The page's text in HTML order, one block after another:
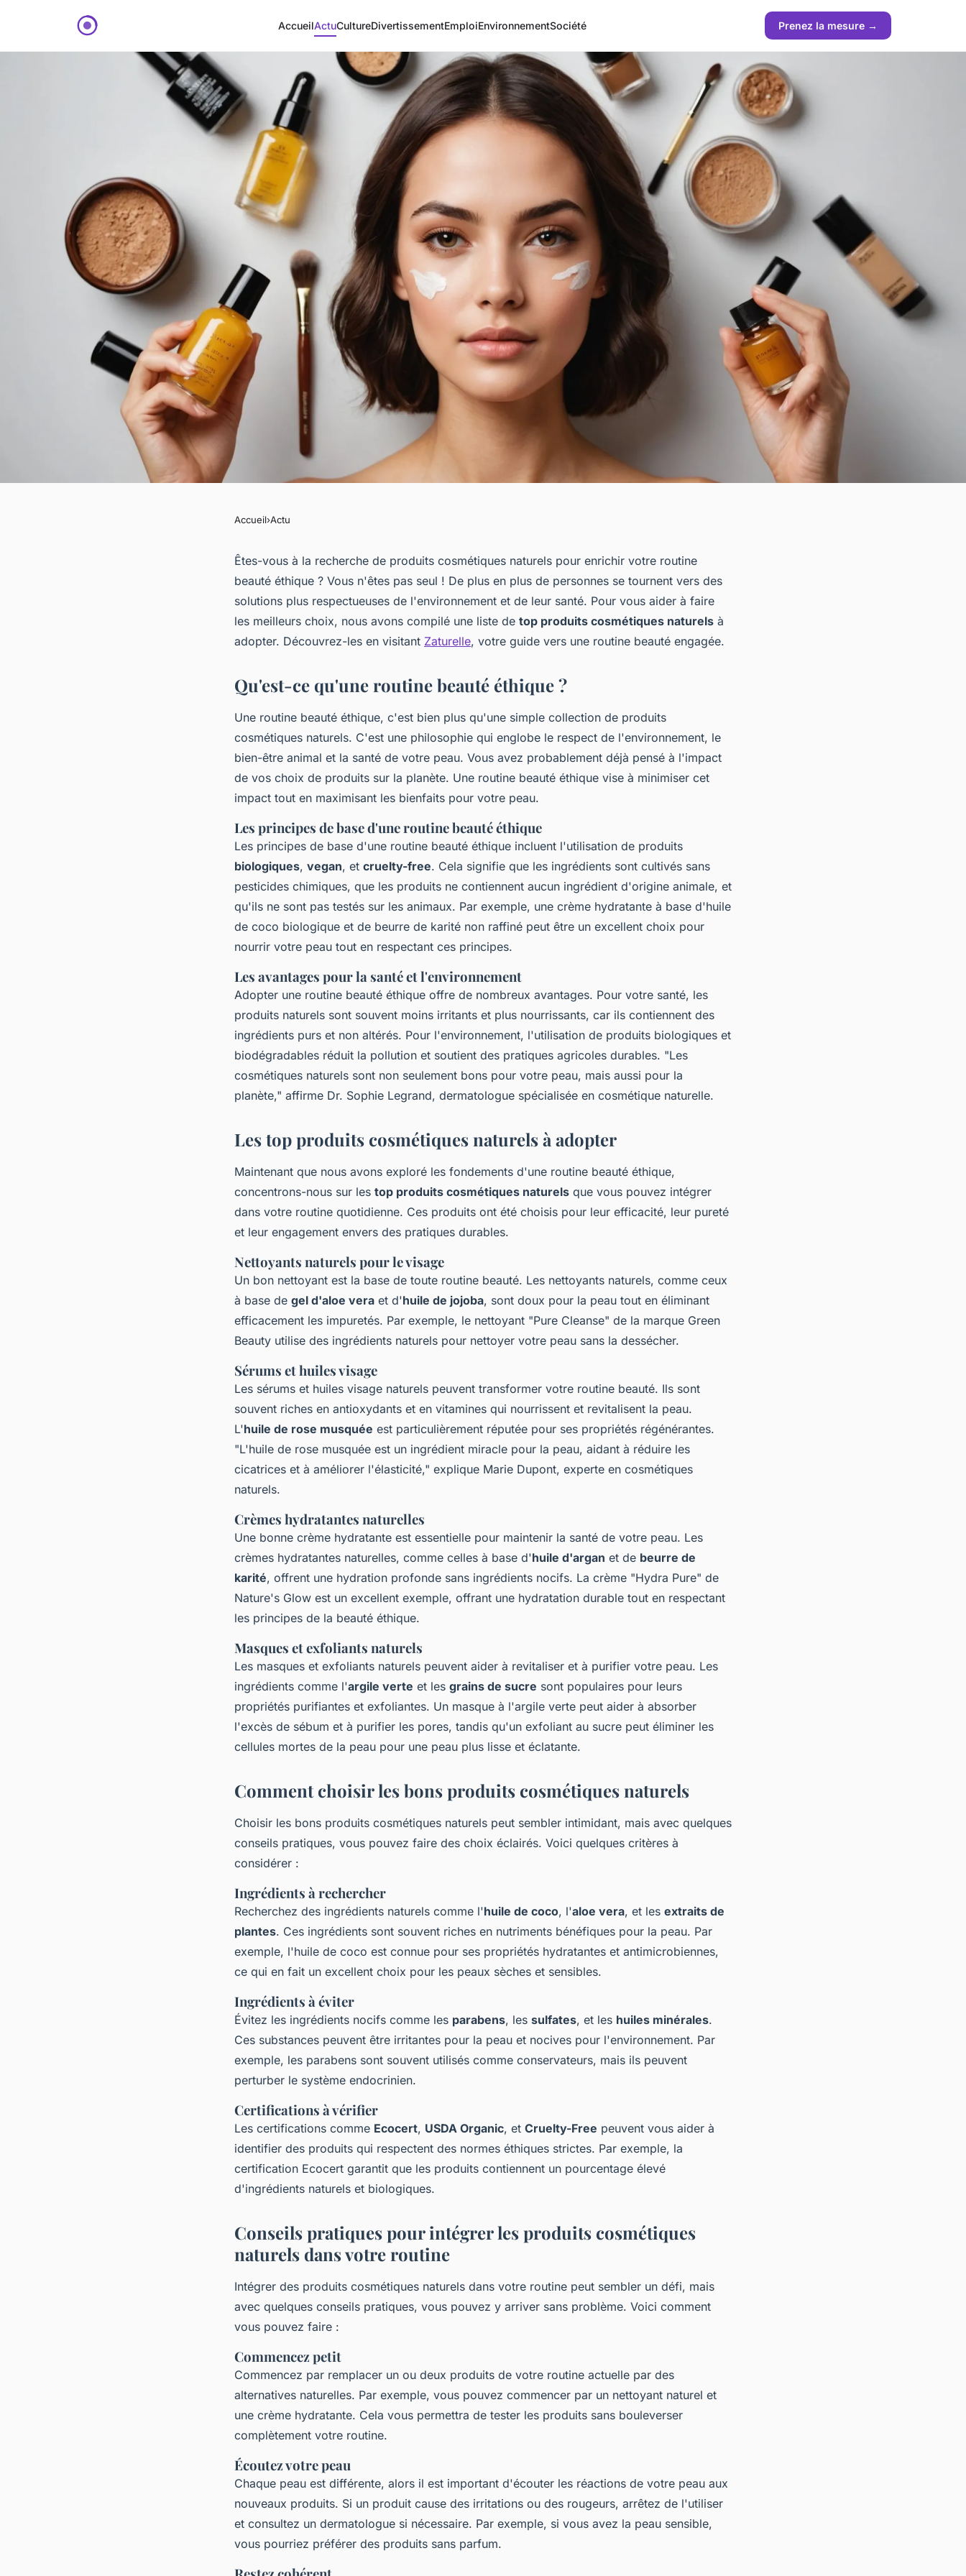
AccueilActuCultureDivertissementEmploiEnvironnementSociété Prenez la mesure →
Routine beauté éthique : top produits
cosmétiques naturels à adopter
Accueil›Actu
Êtes-vous à la recherche de produits cosmétiques naturels pour enrichir votre routine
beauté éthique ? Vous n'êtes pas seul ! De plus en plus de personnes se tournent vers des
solutions plus respectueuses de l'environnement et de leur santé. Pour vous aider à faire
les meilleurs choix, nous avons compilé une liste de top produits cosmétiques naturels à
adopter. Découvrez-les en visitant Zaturelle, votre guide vers une routine beauté engagée.
Qu'est-ce qu'une routine beauté éthique ?
Une routine beauté éthique, c'est bien plus qu'une simple collection de produits
cosmétiques naturels. C'est une philosophie qui englobe le respect de l'environnement, le
bien-être animal et la santé de votre peau. Vous avez probablement déjà pensé à l'impact
de vos choix de produits sur la planète. Une routine beauté éthique vise à minimiser cet
impact tout en maximisant les bienfaits pour votre peau.
Les principes de base d'une routine beauté éthique
Les principes de base d'une routine beauté éthique incluent l'utilisation de produits
biologiques, vegan, et cruelty-free. Cela signifie que les ingrédients sont cultivés sans
pesticides chimiques, que les produits ne contiennent aucun ingrédient d'origine animale, et
qu'ils ne sont pas testés sur les animaux. Par exemple, une crème hydratante à base d'huile
de coco biologique et de beurre de karité non raffiné peut être un excellent choix pour
nourrir votre peau tout en respectant ces principes.
Les avantages pour la santé et l'environnement
Adopter une routine beauté éthique offre de nombreux avantages. Pour votre santé, les
produits naturels sont souvent moins irritants et plus nourrissants, car ils contiennent des
ingrédients purs et non altérés. Pour l'environnement, l'utilisation de produits biologiques et
biodégradables réduit la pollution et soutient des pratiques agricoles durables. "Les
cosmétiques naturels sont non seulement bons pour votre peau, mais aussi pour la
planète," affirme Dr. Sophie Legrand, dermatologue spécialisée en cosmétique naturelle.
Les top produits cosmétiques naturels à adopter
Maintenant que nous avons exploré les fondements d'une routine beauté éthique,
concentrons-nous sur les top produits cosmétiques naturels que vous pouvez intégrer
dans votre routine quotidienne. Ces produits ont été choisis pour leur efficacité, leur pureté
et leur engagement envers des pratiques durables.
Nettoyants naturels pour le visage
Un bon nettoyant est la base de toute routine beauté. Les nettoyants naturels, comme ceux
à base de gel d'aloe vera et d'huile de jojoba, sont doux pour la peau tout en éliminant
efficacement les impuretés. Par exemple, le nettoyant "Pure Cleanse" de la marque Green
Beauty utilise des ingrédients naturels pour nettoyer votre peau sans la dessécher.
Sérums et huiles visage
Les sérums et huiles visage naturels peuvent transformer votre routine beauté. Ils sont
souvent riches en antioxydants et en vitamines qui nourrissent et revitalisent la peau.
L'huile de rose musquée est particulièrement réputée pour ses propriétés régénérantes.
"L'huile de rose musquée est un ingrédient miracle pour la peau, aidant à réduire les
cicatrices et à améliorer l'élasticité," explique Marie Dupont, experte en cosmétiques
naturels.
Crèmes hydratantes naturelles
Une bonne crème hydratante est essentielle pour maintenir la santé de votre peau. Les
crèmes hydratantes naturelles, comme celles à base d'huile d'argan et de beurre de
karité, offrent une hydration profonde sans ingrédients nocifs. La crème "Hydra Pure" de
Nature's Glow est un excellent exemple, offrant une hydratation durable tout en respectant
les principes de la beauté éthique.
Masques et exfoliants naturels
Les masques et exfoliants naturels peuvent aider à revitaliser et à purifier votre peau. Les
ingrédients comme l'argile verte et les grains de sucre sont populaires pour leurs
propriétés purifiantes et exfoliantes. Un masque à l'argile verte peut aider à absorber
l'excès de sébum et à purifier les pores, tandis qu'un exfoliant au sucre peut éliminer les
cellules mortes de la peau pour une peau plus lisse et éclatante.
Comment choisir les bons produits cosmétiques naturels
Choisir les bons produits cosmétiques naturels peut sembler intimidant, mais avec quelques
conseils pratiques, vous pouvez faire des choix éclairés. Voici quelques critères à
considérer :
Ingrédients à rechercher
Recherchez des ingrédients naturels comme l'huile de coco, l'aloe vera, et les extraits de
plantes. Ces ingrédients sont souvent riches en nutriments bénéfiques pour la peau. Par
exemple, l'huile de coco est connue pour ses propriétés hydratantes et antimicrobiennes,
ce qui en fait un excellent choix pour les peaux sèches et sensibles.
Ingrédients à éviter
Évitez les ingrédients nocifs comme les parabens, les sulfates, et les huiles minérales.
Ces substances peuvent être irritantes pour la peau et nocives pour l'environnement. Par
exemple, les parabens sont souvent utilisés comme conservateurs, mais ils peuvent
perturber le système endocrinien.
Certifications à vérifier
Les certifications comme Ecocert, USDA Organic, et Cruelty-Free peuvent vous aider à
identifier des produits qui respectent des normes éthiques strictes. Par exemple, la
certification Ecocert garantit que les produits contiennent un pourcentage élevé
d'ingrédients naturels et biologiques.
Conseils pratiques pour intégrer les produits cosmétiques
naturels dans votre routine
Intégrer des produits cosmétiques naturels dans votre routine peut sembler un défi, mais
avec quelques conseils pratiques, vous pouvez y arriver sans problème. Voici comment
vous pouvez faire :
Commencez petit
Commencez par remplacer un ou deux produits de votre routine actuelle par des
alternatives naturelles. Par exemple, vous pouvez commencer par un nettoyant naturel et
une crème hydratante. Cela vous permettra de tester les produits sans bouleverser
complètement votre routine.
Écoutez votre peau
Chaque peau est différente, alors il est important d'écouter les réactions de votre peau aux
nouveaux produits. Si un produit cause des irritations ou des rougeurs, arrêtez de l'utiliser
et consultez un dermatologue si nécessaire. Par exemple, si vous avez la peau sensible,
vous pourriez préférer des produits sans parfum.